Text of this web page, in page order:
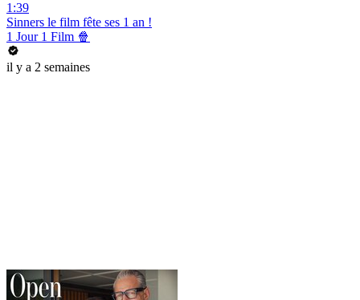
1:39
Sinners le film fête ses 1 an !
1 Jour 1 Film 🍿
il y a 2 semaines